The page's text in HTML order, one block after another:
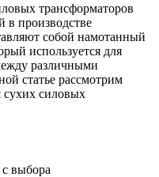
трансформаторов
в производстве
собой намотанный
используется для
различными
статье рассмотрим
сухих силовых
выбора